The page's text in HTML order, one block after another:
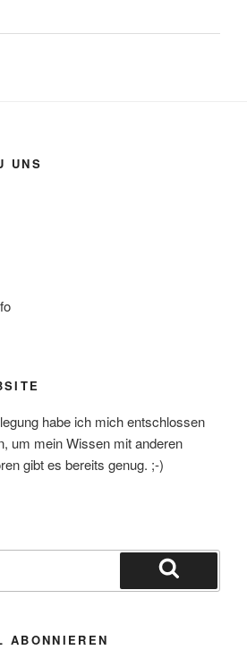
UNS
habe ich mich entschlossen
um mein Wissen mit anderen
gibt es bereits genug. ;-)
Suchen
ABONNIEREN